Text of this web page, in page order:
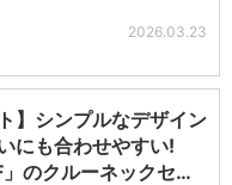
2026.03.23
】シンプルなデザイン
にも合わせやすい!
」のクルーネックセー